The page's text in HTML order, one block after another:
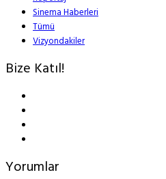
Sinema Haberleri
Tümü
Vizyondakiler
Bize Katıl!
Yorumlar